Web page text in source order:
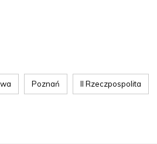
Poznań II Rzeczpospolita